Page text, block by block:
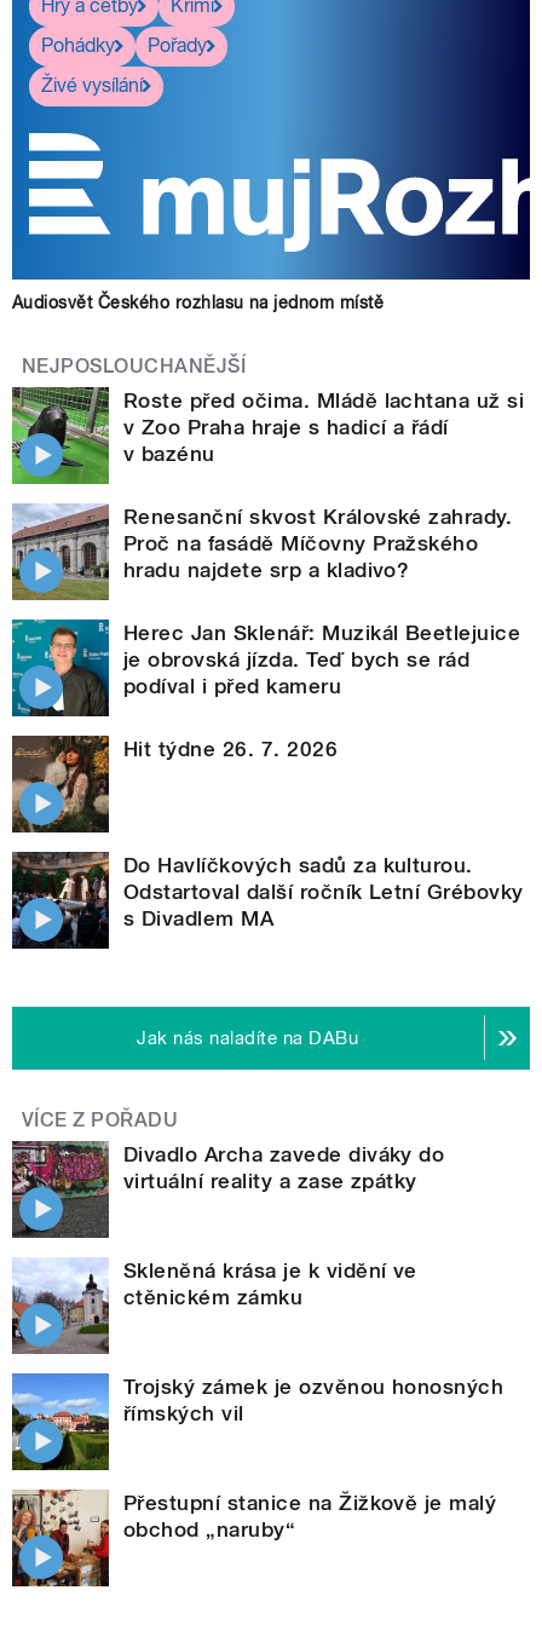
Hry a četby
Krimi
Pohádky
Pořady
Živé vysílání
Audiosvět Českého rozhlasu na jednom místě
NEJPOSLOUCHANĚJŠÍ
Roste před očima. Mládě lachtana už si
v Zoo Praha hraje s hadicí a řádí
v bazénu
Renesanční skvost Královské zahrady.
Proč na fasádě Míčovny Pražského
hradu najdete srp a kladivo?
Herec Jan Sklenář: Muzikál Beetlejuice
je obrovská jízda. Teď bych se rád
podíval i před kameru
Hit týdne 26. 7. 2026
Do Havlíčkových sadů za kulturou.
Odstartoval další ročník Letní Grébovky
s Divadlem MA
Jak nás naladíte na DABu
VÍCE Z POŘADU
Divadlo Archa zavede diváky do
virtuální reality a zase zpátky
Skleněná krása je k vidění ve
ctěnickém zámku
Trojský zámek je ozvěnou honosných
římských vil
Přestupní stanice na Žižkově je malý
obchod „naruby“